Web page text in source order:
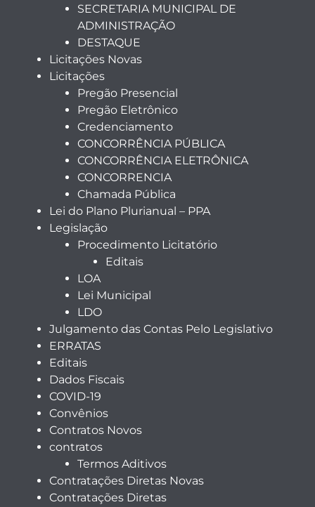
SECRETARIA MUNICIPAL DE
ADMINISTRAÇÃO
DESTAQUE
Licitações Novas
Licitações
Pregão Presencial
Pregão Eletrônico
Credenciamento
CONCORRÊNCIA PÚBLICA
CONCORRÊNCIA ELETRÔNICA
CONCORRENCIA
Chamada Pública
Lei do Plano Plurianual – PPA
Legislação
Procedimento Licitatório
Editais
LOA
Lei Municipal
LDO
Julgamento das Contas Pelo Legislativo
ERRATAS
Editais
Dados Fiscais
COVID-19
Convênios
Contratos Novos
contratos
Termos Aditivos
Contratações Diretas Novas
Contratações Diretas